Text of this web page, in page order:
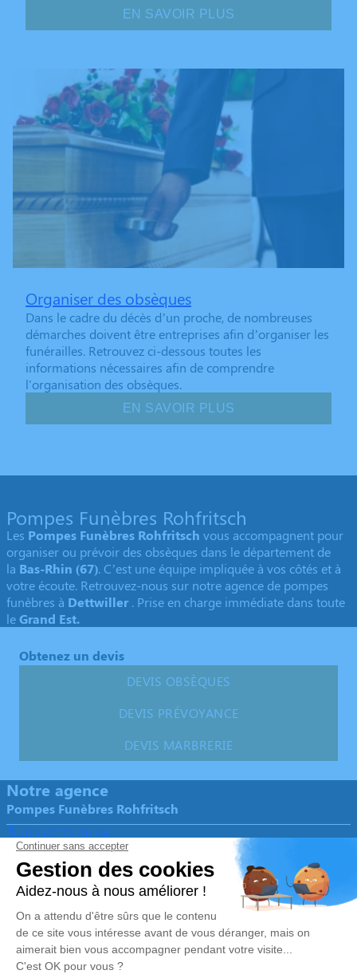
EN SAVOIR PLUS
Organiser des obsèques
Dans le cadre du décès d’un proche, de nombreuses
démarches doivent être entreprises afin d’organiser les
funérailles. Retrouvez ci-dessous toutes les
informations nécessaires afin de comprendre
l'organisation des obsèques.
EN SAVOIR PLUS
Pompes Funèbres Rohfritsch
Les Pompes Funèbres Rohfritsch vous accompagnent pour
organiser ou prévoir des obsèques dans le département de
la Bas-Rhin (67). C’est une équipe impliquée à vos côtés et à
votre écoute. Retrouvez-nous sur notre agence de pompes
funèbres à Dettwiller . Prise en charge immédiate dans toute
leGrand Est.
Obtenez un devis
DEVIS OBSÈQUES
DEVIS PRÉVOYANCE
DEVIS MARBRERIE
Notre agence
Pompes Funèbres Rohfritsch
03 67 72 00 94
contact@pf-rohfritsch.com
2 Rue de la Heid - 67490 - Dettwiller
4.9/5 - 93 avis
Nos Services
Organiser des obsèques
Monuments funéraires
Liens utiles
Avis de décès
Demande de rendez-vous en